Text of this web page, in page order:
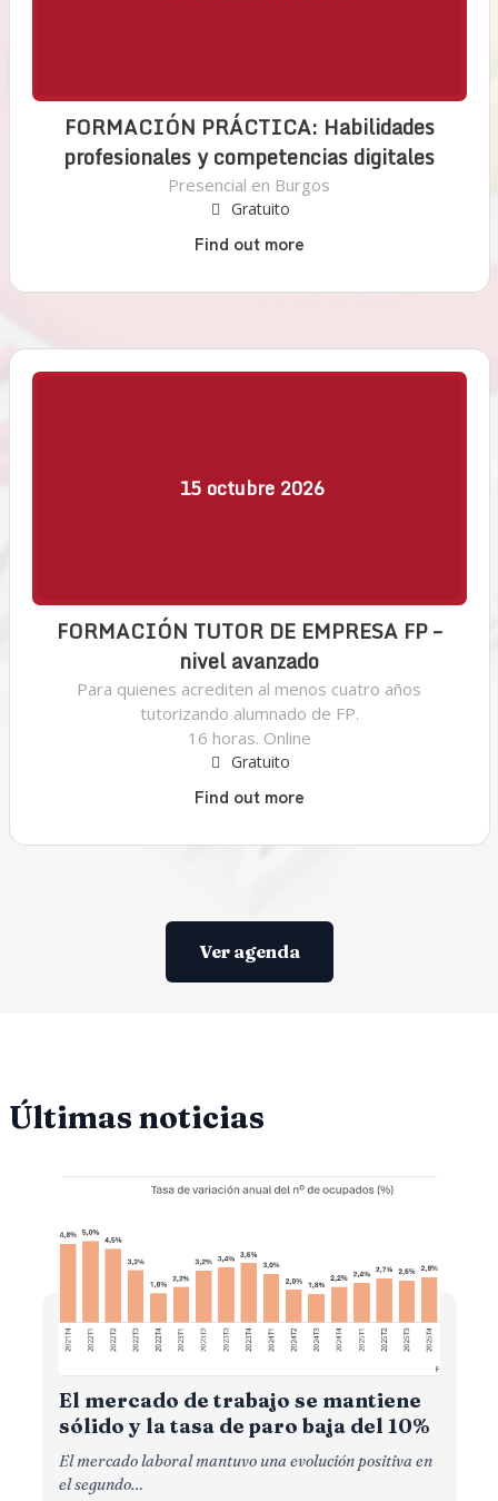
FORMACIÓN PRÁCTICA: Habilidades
profesionales y competencias digitales
Presencial en Burgos
Gratuito
Find out more
15 octubre 2026
FORMACIÓN TUTOR DE EMPRESA FP –
nivel avanzado
Para quienes acrediten al menos cuatro años
tutorizando alumnado de FP.
16 horas. Online
Gratuito
Find out more
Ver agenda
Últimas noticias
El mercado de trabajo se mantiene
sólido y la tasa de paro baja del 10%
El mercado laboral mantuvo una evolución positiva en
el segundo…